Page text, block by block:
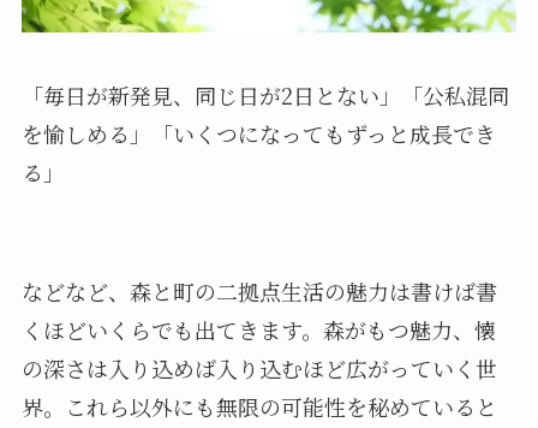
「毎日が新発見、同じ日が2日とない」「公私混同
を愉しめる」「いくつになってもずっと成長でき
る」
などなど、森と町の二拠点生活の魅力は書けば書
くほどいくらでも出てきます。森がもつ魅力、懐
の深さは入り込めば入り込むほど広がっていく世
界。これら以外にも無限の可能性を秘めていると